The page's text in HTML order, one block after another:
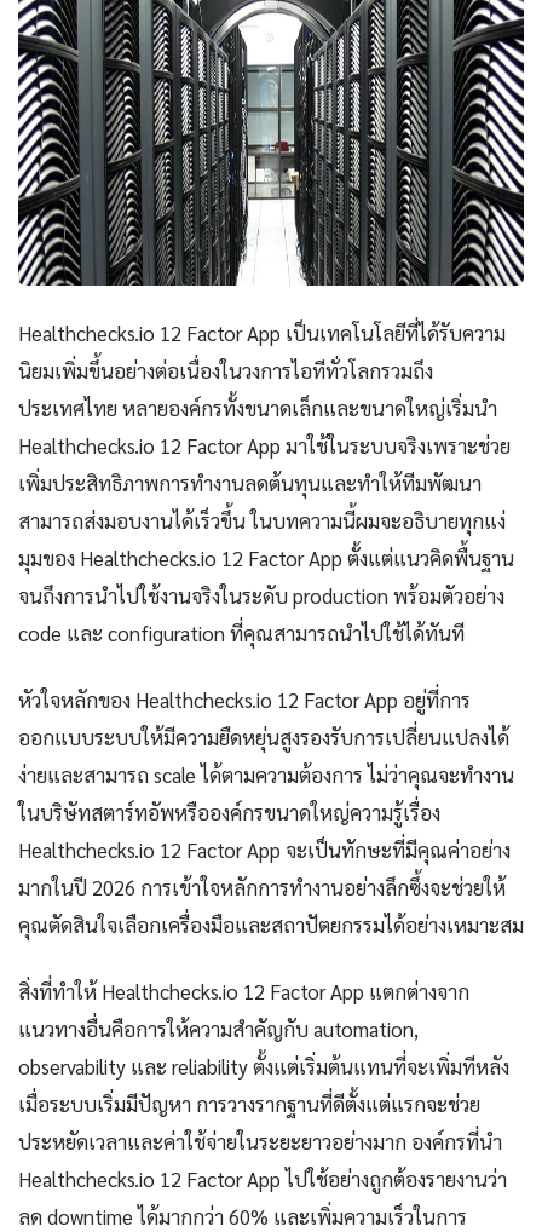
Healthchecks.io 12 Factor App เป็นเทคโนโลยีที่ได้รับความ
นิยมเพิ่มขึ้นอย่างต่อเนื่องในวงการไอทีทั่วโลกรวมถึง
ประเทศไทย หลายองค์กรทั้งขนาดเล็กและขนาดใหญ่เริ่มนำ
Healthchecks.io 12 Factor App มาใช้ในระบบจริงเพราะช่วย
เพิ่มประสิทธิภาพการทำงานลดต้นทุนและทำให้ทีมพัฒนา
สามารถส่งมอบงานได้เร็วขึ้น ในบทความนี้ผมจะอธิบายทุกแง่
มุมของ Healthchecks.io 12 Factor App ตั้งแต่แนวคิดพื้นฐาน
จนถึงการนำไปใช้งานจริงในระดับ production พร้อมตัวอย่าง
code และ configuration ที่คุณสามารถนำไปใช้ได้ทันที
หัวใจหลักของ Healthchecks.io 12 Factor App อยู่ที่การ
ออกแบบระบบให้มีความยืดหยุ่นสูงรองรับการเปลี่ยนแปลงได้
ง่ายและสามารถ scale ได้ตามความต้องการ ไม่ว่าคุณจะทำงาน
ในบริษัทสตาร์ทอัพหรือองค์กรขนาดใหญ่ความรู้เรื่อง
Healthchecks.io 12 Factor App จะเป็นทักษะที่มีคุณค่าอย่าง
มากในปี 2026 การเข้าใจหลักการทำงานอย่างลึกซึ้งจะช่วยให้
คุณตัดสินใจเลือกเครื่องมือและสถาปัตยกรรมได้อย่างเหมาะสม
สิ่งที่ทำให้ Healthchecks.io 12 Factor App แตกต่างจาก
แนวทางอื่นคือการให้ความสำคัญกับ automation,
observability และ reliability ตั้งแต่เริ่มต้นแทนที่จะเพิ่มทีหลัง
เมื่อระบบเริ่มมีปัญหา การวางรากฐานที่ดีตั้งแต่แรกจะช่วย
ประหยัดเวลาและค่าใช้จ่ายในระยะยาวอย่างมาก องค์กรที่นำ
Healthchecks.io 12 Factor App ไปใช้อย่างถูกต้องรายงานว่า
ลด downtime ได้มากกว่า 60% และเพิ่มความเร็วในการ